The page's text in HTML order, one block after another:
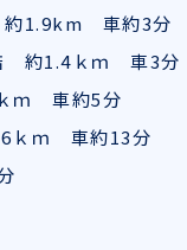
約1.9km 車約3分
約1.4ｋｍ 車3分
ｍ 車約5分
ｋｍ 車約13分